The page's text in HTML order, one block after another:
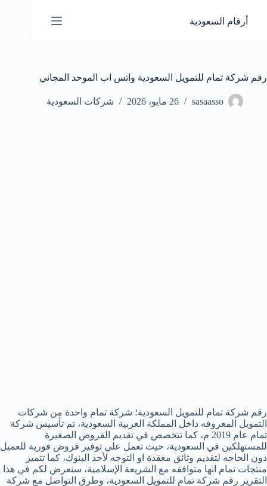
المحتوى
أرقام السعودية
رقم شركة تمام للتمويل السعودية واتس اب الموحد المجاني
sasaasso 26 مايو، 2026 شركات السعودية
رقم شركة تمام للتمويل السعودية؛ شركة تمام واحدة من شركات
التمويل المعروفه داخل المملكة العربية السعودية، تم تأسيس شركة
تمام عام 2019 م، كما تتخصص في تقديم القروض الصغيرة
للمستهلكين في السعودية، حيث تعمل علي توفير قروض فورية للعميل
دون الحاجه لتقديم وثائق معقدة او التوجه لأحد البنوك، كما تتميز
منتجات تمام انها متوافقه مع الشريعة الإسلامية، سنعرض لكم في هذا
التقرير رقم شركة تمام للتمويل السعودية، وطرق التواصل مع شركة